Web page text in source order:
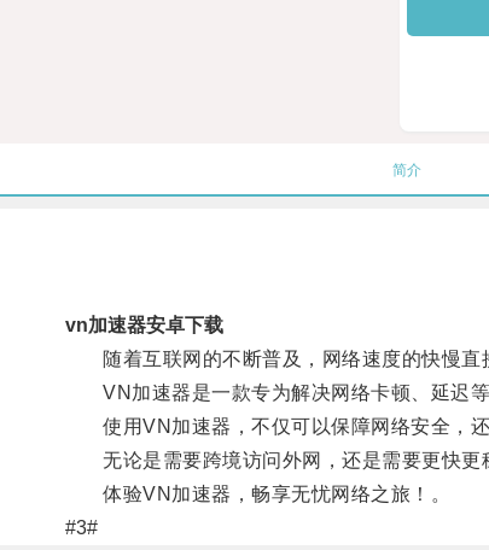
简介
vn加速器安卓下载
随着互联网的不断普及，网络速度的快慢直
VN加速器是一款专为解决网络卡顿、延迟等
使用VN加速器，不仅可以保障网络安全，还
无论是需要跨境访问外网，还是需要更快更
体验VN加速器，畅享无忧网络之旅！。
#3#